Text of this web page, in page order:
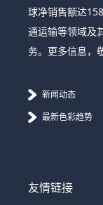
球净销售额达
通运输等领域及
务。更多信息，
新闻动态
最新色彩趋势
友情链接